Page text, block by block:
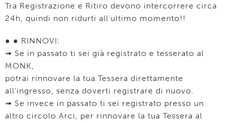
Tra Registrazione e Ritiro devono intercorrere circa
24h, quindi non ridurti all'ultimo momento!!
● ● RINNOVI:
➟ Se in passato ti sei già registrato e tesserato al
MONK,
potrai rinnovare la tua Tessera direttamente
all'ingresso, senza doverti registrare di nuovo.
➟ Se invece in passato ti sei registrato presso un
altro circolo Arci, per rinnovare la tua Tessera al